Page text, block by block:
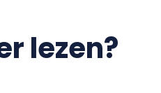
lezen?